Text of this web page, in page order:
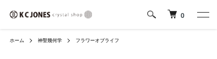
0
ホーム 神聖幾何学 フラワーオブライフ